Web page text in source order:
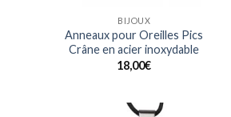
BIJOUX
Anneaux pour Oreilles Pics
Crâne en acier inoxydable
18,00€